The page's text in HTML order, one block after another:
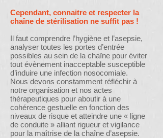
Cependant, connaitre et respecter la
chaîne de stérilisation ne suffit pas !
Il faut comprendre l’hygiène et l’asepsie,
analyser toutes les portes d’entrée
possibles au sein de la chaîne pour éviter
tout évènement inacceptable susceptible
d’induire une infection nosocomiale.
Nous devons constamment réfléchir à
notre organisation et nos actes
thérapeutiques pour aboutir à une
cohérence gestuelle en fonction des
niveaux de risque et atteindre une « ligne
de conduite » alliant rigueur et vigilance
pour la maîtrise de la chaîne d’asepsie.